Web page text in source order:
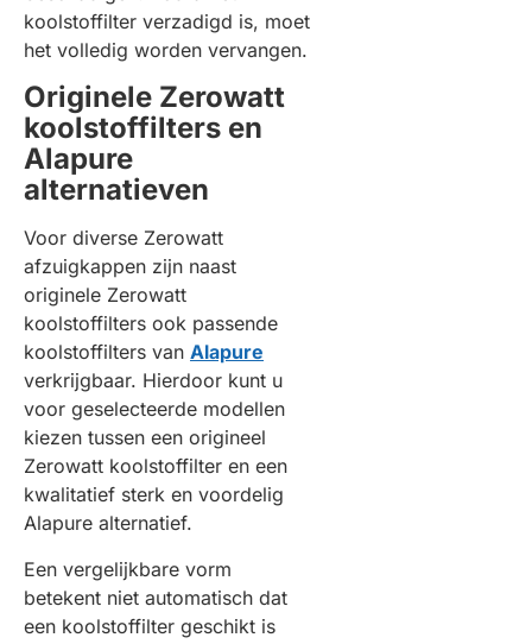
koolstoffilter verzadigd is, moet
het volledig worden vervangen.
Originele Zerowatt
koolstoffilters en
Alapure
alternatieven
Voor diverse Zerowatt
afzuigkappen zijn naast
originele Zerowatt
koolstoffilters ook passende
koolstoffilters van Alapure
verkrijgbaar. Hierdoor kunt u
voor geselecteerde modellen
kiezen tussen een origineel
Zerowatt koolstoffilter en een
kwalitatief sterk en voordelig
Alapure alternatief.
Een vergelijkbare vorm
betekent niet automatisch dat
een koolstoffilter geschikt is